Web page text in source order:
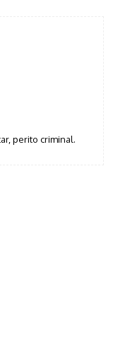
perito criminal.